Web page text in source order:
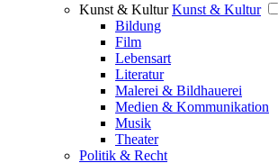
Kunst & Kultur Kunst & Kultur
Bildung
Film
Lebensart
Literatur
Malerei & Bildhauerei
Medien & Kommunikation
Musik
Theater
Politik & Recht